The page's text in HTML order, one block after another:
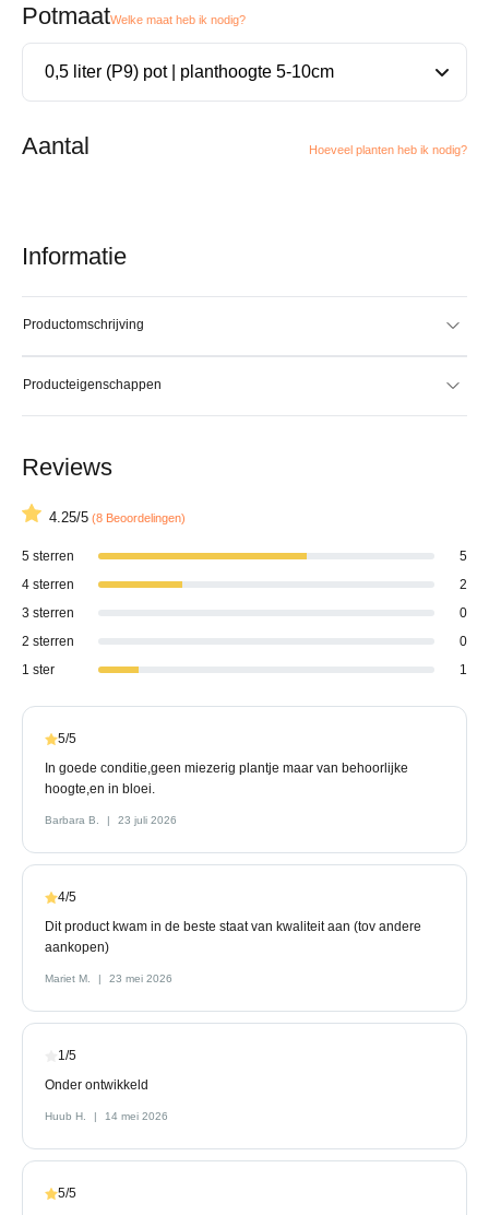
PotmaatWelke maat heb ik nodig?
Aantal Hoeveel planten heb ik nodig?
Informatie
Productomschrijving
Producteigenschappen
Reviews
4.25/5 (8 Beoordelingen)
5 sterren
5
4 sterren
2
3 sterren
0
2 sterren
0
1 ster
1
5/5
In goede conditie,geen miezerig plantje maar van behoorlijke
hoogte,en in bloei.
Barbara B. 23 juli 2026
4/5
Dit product kwam in de beste staat van kwaliteit aan (tov andere
aankopen)
Mariet M. 23 mei 2026
1/5
Onder ontwikkeld
Huub H. 14 mei 2026
5/5